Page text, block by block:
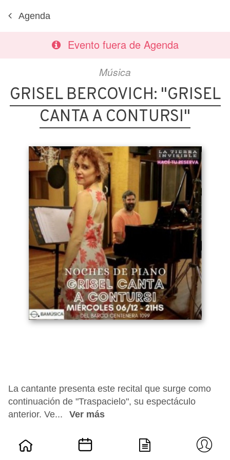
Agenda
Evento fuera de Agenda
Música
GRISEL BERCOVICH: "GRISEL
CANTA A CONTURSI"
La cantante presenta este recital que surge como
continuación de "Traspacielo", su espectáculo
anterior. Ve...
Ver más